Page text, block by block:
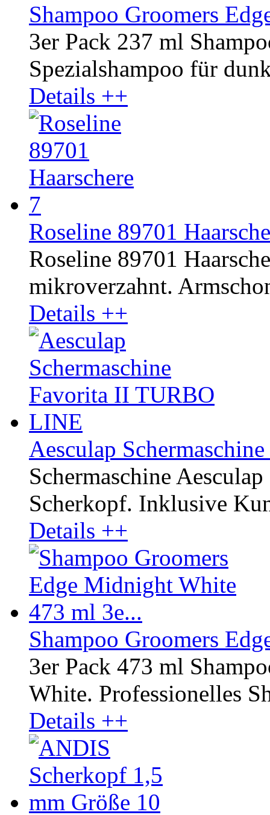
Shampoo Groomers
3er Pack 237 ml
Spezialshampoo für
Details ++
Roseline 89701
Roseline 89701
mikroverzahnt.
Details ++
Aesculap
Schermaschine
Scherkopf. Inklusive
Details ++
Shampoo Groomers
3er Pack 473 ml
White. Professionelles
Details ++